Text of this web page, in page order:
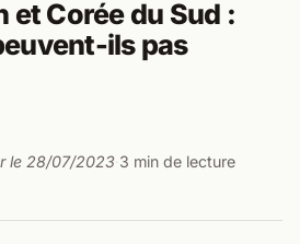
et Corée du Sud :
ils pas
le 28/07/2023· 3 min de lecture